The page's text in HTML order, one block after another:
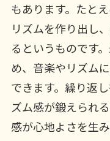
もあります。たと
リズムを作り出し
るというものです
め、音楽やリズム
できます。繰り返
ズム感が鍛えられ
感が心地よさを生み